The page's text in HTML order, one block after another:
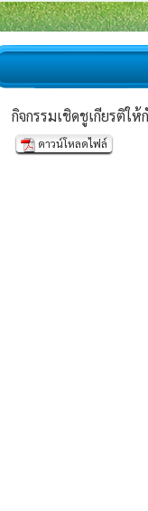
กิจกรรมเชิดชูเกียรติใ
ดาวน์โหลดไฟล์